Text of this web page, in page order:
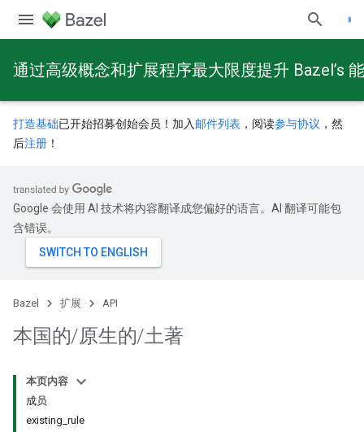
通过高级概念和扩展程序最大限度提升 Bazel’s
打造基础已开始招募创始会员！加入 邮件列表 ，阅读参与协议 ，然
后注册 ！
Google 会使用 AI 技术将内容翻译成您偏好的语言。AI 翻译可能包
含错误。
Bazel 扩展 API
本国的/原生的/土著
本页内容
成员
existing_rule